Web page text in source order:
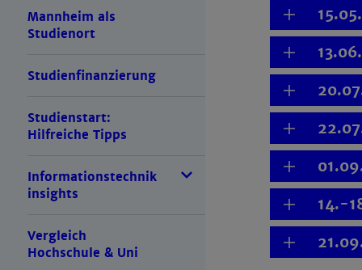
Mannheim als
Studienort
Studienfinanzierung
Studienstart:
Hilfreiche Tipps
Informationstechnik
insights
Vergleich
Hochschule & Uni
14.-